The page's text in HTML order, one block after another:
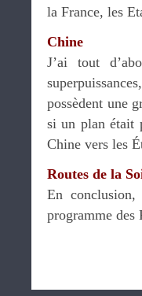
la France, les
Chine
J’ai tout
possèdent une
si un plan était
Chine vers les
Routes de la
En
programme des